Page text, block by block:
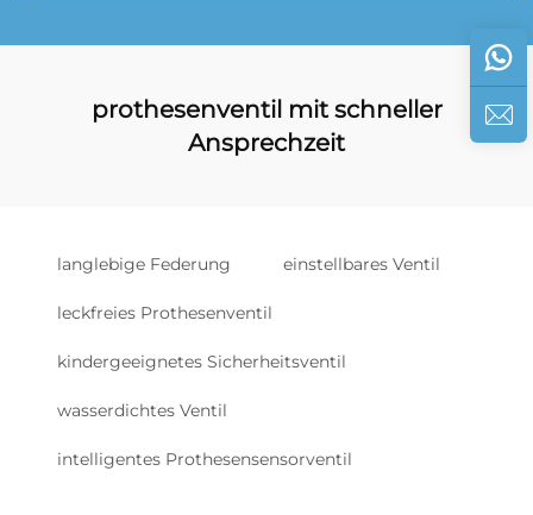
prothesenventil mit schneller
Ansprechzeit
langlebige Federung einstellbares Ventil
leckfreies Prothesenventil
kindergeeignetes Sicherheitsventil
wasserdichtes Ventil
intelligentes Prothesensensorventil